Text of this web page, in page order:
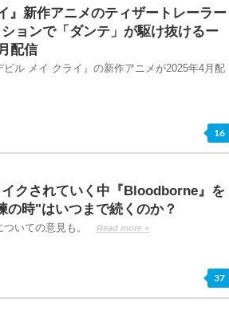
』新作アニメのティザートレーラー
ョンで「ダンテ」が駆け抜けるー
配信
ル メイ クライ』の新作アニメが2025年4月配
16
クされていく中『Bloodborne』を
時"はいつまで続くのか？
いての意見も。 Read more »
37